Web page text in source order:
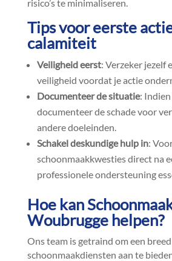
risico’s te minimaliseren.​
Tips voor eerste
calamiteit
Veiligheid eerst: Verzeker jezelf
veiligheid voordat je actie
Documenteer de situatie:
documenteer de schade voor
andere doeleinden.​
Schakel deskundige hulp in:
schoonmaakkwesties direct na
professionele ondersteuning
Hoe kan
Woubrugge helpen?
Ons team is getraind om een breed
schoonmaakdiensten aan te